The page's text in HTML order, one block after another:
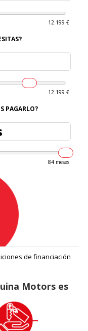
12.199 €
12.199 €
PAGARLO?
84 meses
de financiación
Motors es